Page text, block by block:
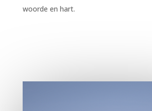
woorde en hart.